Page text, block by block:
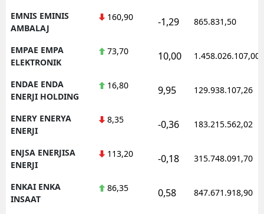
EMNIS EMINIS
AMBALAJ
160,90 -1,29 865.831,50
EMPAE EMPA
ELEKTRONIK
73,70 10,00 1.458.026.107,00
ENDAE ENDA
ENERJI HOLDING
16,80 9,95 129.938.107,26
ENERY ENERYA
ENERJI
8,35 -0,36 183.215.562,02
ENJSA ENERJISA
ENERJI
113,20 -0,18 315.748.091,70
ENKAI ENKA
INSAAT
86,35 0,58 847.671.918,90